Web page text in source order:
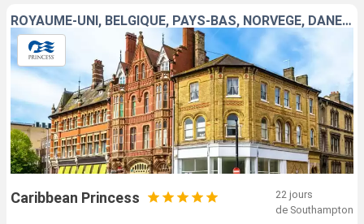
ROYAUME-UNI, BELGIQUE, PAYS-BAS, NORVÈGE, DANEMARK, ALLEMAGNE, LITUANIE, LETTONIE, FINLANDE, ESTONIE, SUÈDE
Caribbean Princess
22 jours
de Southampton